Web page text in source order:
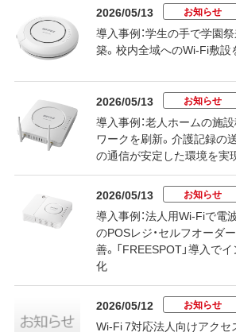
2026/05/13 お知らせ
導入事例：学生の手で学園
築。校内全域へのWi-Fi敷設
2026/05/13 お知らせ
導入事例：老人ホームの施
ワークを刷新。介護記録の
の通信が安定した環境を実
2026/05/13 お知らせ
導入事例：法人用Wi-Fiで電
のPOSレジ・セルフオーダ
善。「FREESPOT」導入で
化
2026/05/12 お知らせ
Wi-Fi 7対応法人向けアクセ